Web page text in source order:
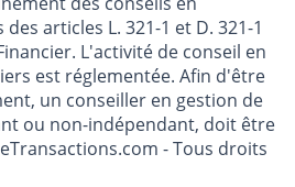
publiés sur le guide de
des conseils en
articles L. 321-1 et D. 321-1
L'activité de conseil en
est réglementée. Afin d'être
un conseiller en gestion de
ou non-indépendant, doit être